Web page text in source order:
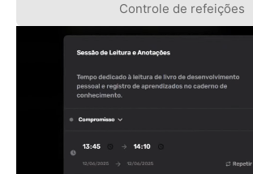
Controle de refeições